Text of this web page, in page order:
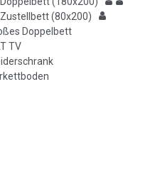
(80x200)
Doppelbett
TV